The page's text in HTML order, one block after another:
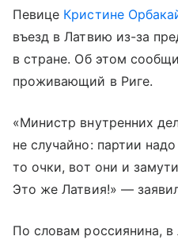
Певице Кристине
въезд в Латвию из-за
в стране. Об этом
проживающий в Риге.
«Министр внутренних
не случайно: партии
то очки, вот они и
Это же Латвия!» —
По словам россиянина,